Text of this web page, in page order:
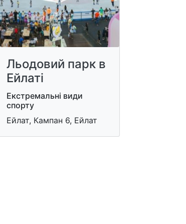
Льодовий парк в
Ейлаті
Екстремальні види
спорту
Ейлат, Кампан 6, Ейлат